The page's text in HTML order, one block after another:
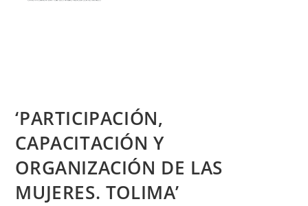
‘PARTICIPACIÓN,
CAPACITACIÓN Y
ORGANIZACIÓN DE LAS
MUJERES. TOLIMA’